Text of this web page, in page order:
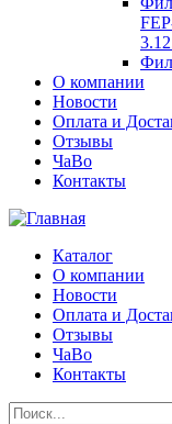
О компании
Новости
Оплата и
Отзывы
ЧаВо
Контакты
Каталог
О компании
Новости
Оплата и
Отзывы
ЧаВо
Контакты